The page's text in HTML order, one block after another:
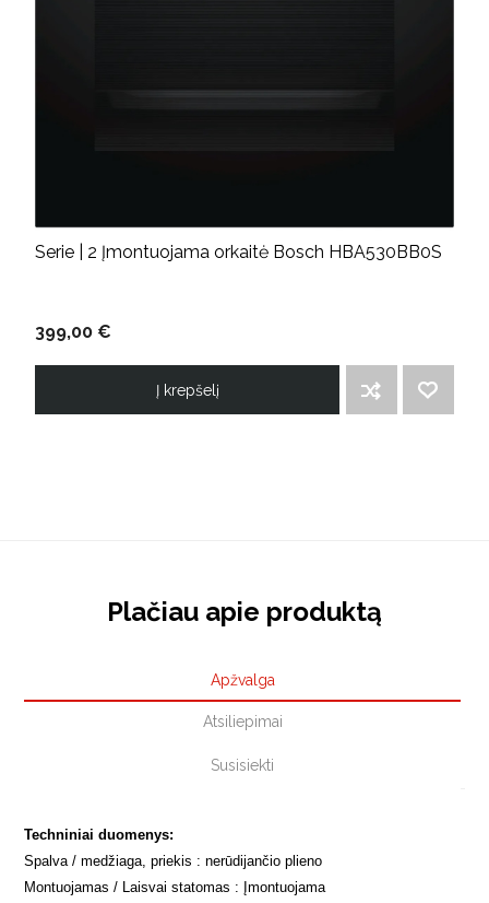
Serie | 2 Įmontuojama orkaitė Bosch HBA530BB0S
399,00 €
Į krepšelį
Plačiau apie produktą
Apžvalga
Atsiliepimai
Susisiekti
Techniniai duomenys:
Spalva / medžiaga, priekis : nerūdijančio plieno
Montuojamas / Laisvai statomas : Įmontuojama